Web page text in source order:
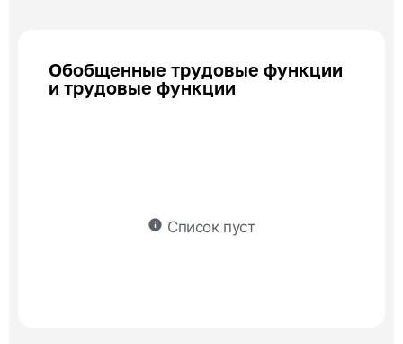
Обобщенные трудовые функции
и трудовые функции
info Список пуст